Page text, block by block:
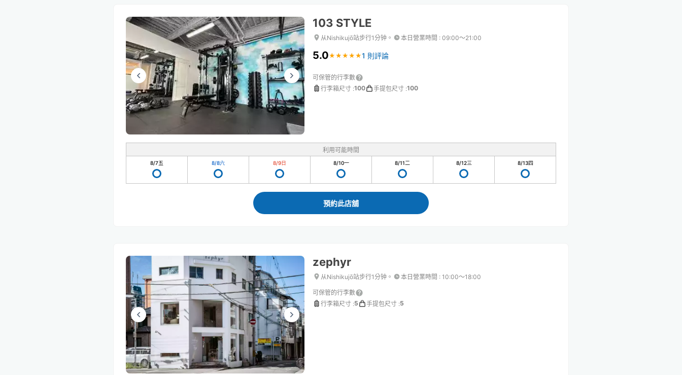
103 STYLE
从Nishikujō站步行1分钟。 本日營業時間 : 09:00〜21:00
5.0★ ★ ★ ★ ★
★ ★ ★ ★ ★1 則評論
可保管的行李數
行李箱尺寸 :100 手提包尺寸 :100
利用可能時間
8/7五 8/8六 8/9日 8/10一 8/11二 8/12三 8/13四
預約此店舖
zephyr
从Nishikujō站步行1分钟。 本日營業時間 : 10:00〜18:00
可保管的行李數
行李箱尺寸 :5 手提包尺寸 :5